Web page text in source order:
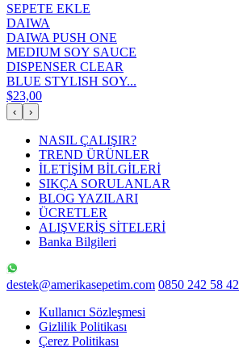
SEPETE EKLE
DAIWA
DAIWA PUSH ONE
MEDIUM SOY SAUCE
DISPENSER CLEAR
BLUE STYLISH SOY...
$23,00
‹ ›
NASIL ÇALIŞIR?
TREND ÜRÜNLER
İLETİŞİM BİLGİLERİ
SIKÇA SORULANLAR
BLOG YAZILARI
ÜCRETLER
ALIŞVERİŞ SİTELERİ
Banka Bilgileri
destek@amerikasepetim.com 0850 242 58 42
Kullanıcı Sözleşmesi
Gizlilik Politikası
Çerez Politikası